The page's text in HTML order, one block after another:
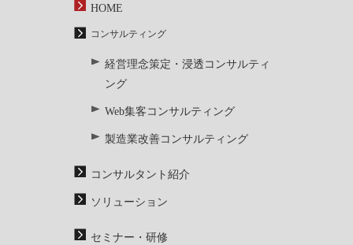
HOME
コンサルティング
経営理念策定・浸透コンサルティ
ング
Web集客コンサルティング
製造業改善コンサルティング
コンサルタント紹介
ソリューション
セミナー・研修